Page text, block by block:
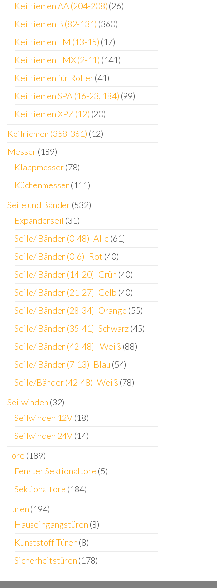
Keilriemen AA (204-208) (26)
Keilriemen B (82-131) (360)
Keilriemen FM (13-15) (17)
Keilriemen FMX (2-11) (141)
Keilriemen für Roller(41)
Keilriemen SPA (16-23, 184) (99)
Keilriemen XPZ (12) (20)
Keilriemen (358-361) (12)
Messer(189)
Klappmesser(78)
Küchenmesser(111)
Seile und Bänder(532)
Expanderseil (31)
Seile/ Bänder (0-48) -Alle (61)
Seile/ Bänder (0-6) -Rot (40)
Seile/ Bänder (14-20) -Grün (40)
Seile/ Bänder (21-27) -Gelb (40)
Seile/ Bänder (28-34) -Orange (55)
Seile/ Bänder (35-41) -Schwarz(45)
Seile/ Bänder (42-48) - Weiß (88)
Seile/ Bänder (7-13) -Blau (54)
Seile/Bänder (42-48) -Weiß (78)
Seilwinden (32)
Seilwinden 12V(18)
Seilwinden 24V(14)
Tore (189)
Fenster Sektionaltore (5)
Sektionaltore (184)
Türen (194)
Hauseingangstüren (8)
Kunststoff Türen (8)
Sicherheitstüren (178)